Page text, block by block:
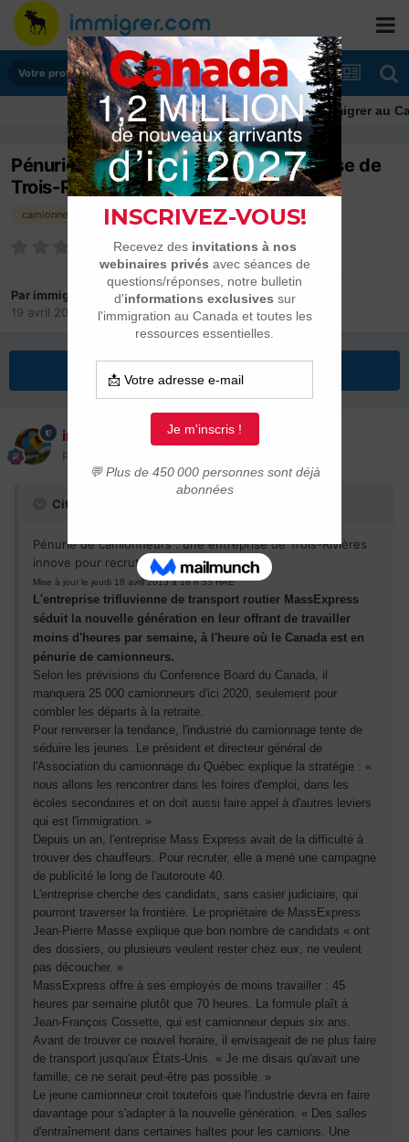
Votre profession
Immigrer au Canada:
Pénurie de camionneurs : une entreprise de
Trois-Rivières innove pour
camionneurs
Par immigrer.com
19 avril 2013
dansVotre profession
immigrer.com
Posté(e)
Citation
Pénurie de camionneurs : une entreprise de Trois-Rivières
innove pour recruter la relève
Mise à jour le jeudi 18 avril 2013 à 16 h 55 HAE
L'entreprise trifluvienne de transport routier MassExpress
séduit la nouvelle génération en leur offrant de travailler
moins d'heures par semaine, à l'heure où le Canada est en
pénurie de camionneurs.
Selon les prévisions du Conference Board du Canada, il
manquera 25 000 camionneurs d'ici 2020, seulement pour
combler les départs à la retraite.
Pour renverser la tendance, l'industrie du camionnage tente de
séduire les jeunes. Le président et directeur général de
l'Association du camionnage du Québec explique la stratégie : «
nous allons les rencontrer dans les foires d'emploi, dans les
écoles secondaires et on doit aussi faire appel à d'autres leviers
qui est l'immigration. »
Depuis un an, l'entreprise Mass Express avait de la difficulté à
trouver des chauffeurs. Pour recruter, elle a mené une campagne
de publicité le long de l'autoroute 40.
L'entreprise cherche des candidats, sans casier judiciaire, qui
pourront traverser la frontière. Le propriétaire de MassExpress
Jean-Pierre Masse explique que bon nombre de candidats « ont
des dossiers, ou plusieurs veulent rester chez eux, ne veulent
pas découcher. »
MassExpress offre à ses employés de moins travailler : 45
heures par semaine plutôt que 70 heures. La formule plaît à
Jean-François Cossette, qui est camionneur depuis six ans.
Avant de trouver ce nouvel horaire, il envisageait de ne plus faire
de transport jusqu'aux États-Unis. « Je me disais qu'avait une
famille, ce ne serait peut-être pas possible. »
Le jeune camionneur croit toutefois que l'industrie devra en faire
davantage pour s'adapter à la nouvelle génération. « Des salles
d'entraînement dans certaines haltes pour les camions. Une